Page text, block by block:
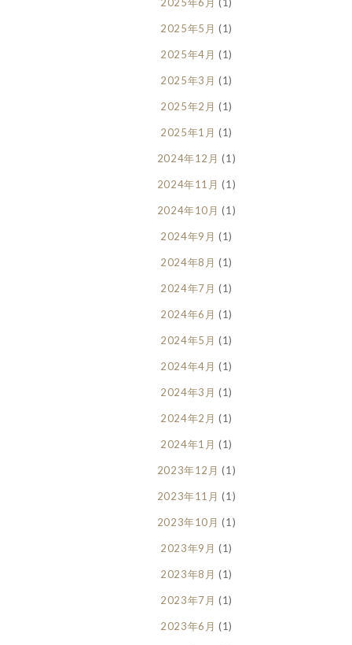
2025年5月 (1)
2025年4月 (1)
2025年3月 (1)
2025年2月 (1)
2025年1月 (1)
2024年12月 (1)
2024年11月 (1)
2024年10月 (1)
2024年9月 (1)
2024年8月 (1)
2024年7月 (1)
2024年6月 (1)
2024年5月 (1)
2024年4月 (1)
2024年3月 (1)
2024年2月 (1)
2024年1月 (1)
2023年12月 (1)
2023年11月 (1)
2023年10月 (1)
2023年9月 (1)
2023年8月 (1)
2023年7月 (1)
2023年6月 (1)